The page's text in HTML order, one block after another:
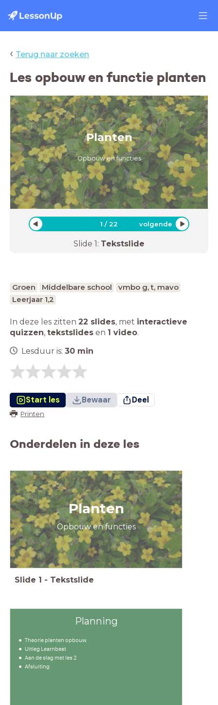
‹ Terug naar zoeken
Les opbouw en functie planten
Planten
Opbouw en functies
1 /22 volgende
Slide 1: Tekstslide
Groen Middelbare school
vmbo g, t, mavo
Leerjaar 1,2
In deze les zitten 22 slides, met interactieve
quizzen, tekstslides en 1 video.
Lesduur is: 30 min
Start les Bewaar Deel
Printen
Onderdelen in deze les
Planten
Opbouw en functies
Slide 1 - Tekstslide
Planning
Theorie planten opbouw.
Uitleg Learnbeat
Aan de slag met les 2
Afsluiting